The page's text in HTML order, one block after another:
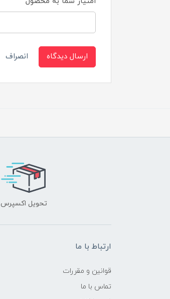
ارسال دیدگاه انصراف
تحویل اکسپرس
ارتباط با ما
قوانین و مقررات
تماس با ما